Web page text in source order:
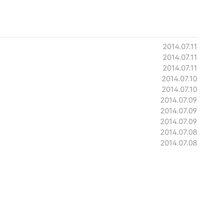
2014.07.11
2014.07.11
2014.07.11
2014.07.10
2014.07.10
2014.07.09
2014.07.09
2014.07.09
2014.07.08
2014.07.08